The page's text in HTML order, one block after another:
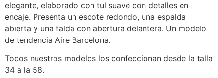
elegante, elaborado con tul suave con detalles en
encaje. Presenta un escote redondo, una espalda
abierta y una falda con abertura delantera. Un modelo
de tendencia Aire Barcelona.
Todos nuestros modelos los confeccionan desde la talla
34 a la 58.